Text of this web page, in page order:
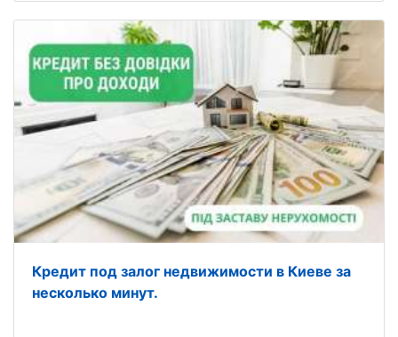
Кредит под залог недвижимости в Киеве за
несколько минут.